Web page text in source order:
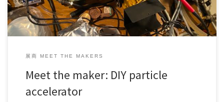
展商 MEET THE MAKERS
Meet the maker: DIY particle
accelerator